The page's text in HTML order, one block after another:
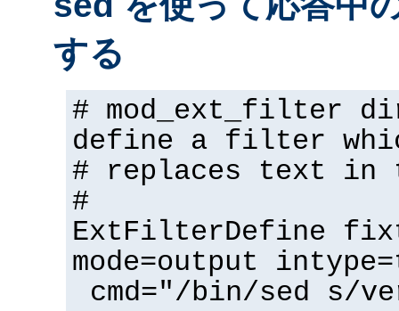
する
# mod_ext_filter
define a filter
# replaces text in
#
ExtFilterDefine
mode=output
cmd="/bin/sed s/